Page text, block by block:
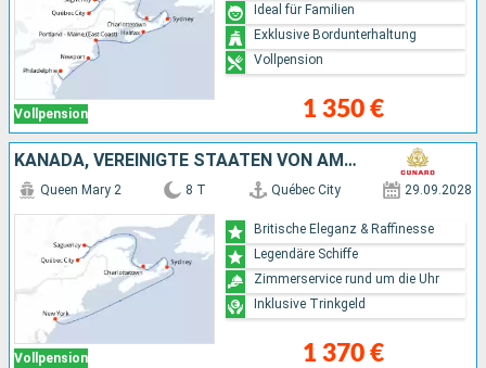
Vollpension 1 350 €
Ideal für Familien
Exklusive Bordunterhaltung
Vollpension
KANADA, VEREINIGTE STAATEN VON AMERIKA
Vollpension
Queen Mary 2 8 T Québec City 29.09.2028
1 370 €
Britische Eleganz & Raffinesse
Legendäre Schiffe
Zimmerservice rund um die Uhr
Inklusive Trinkgeld